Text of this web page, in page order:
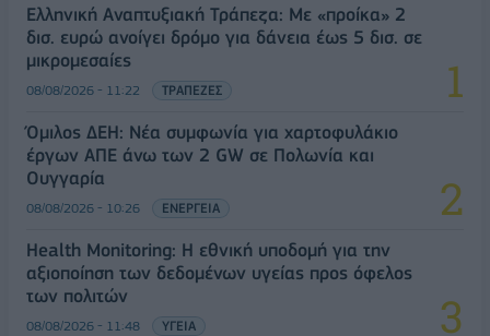
Ελληνική Αναπτυξιακή Τράπεζα: Με «προίκα» 2
δισ. ευρώ ανοίγει δρόμο για δάνεια έως 5 δισ. σε
μικρομεσαίες
08/08/2026 - 11:22 ΤΡΑΠΕΖΕΣ
Όμιλος ΔΕΗ: Νέα συμφωνία για χαρτοφυλάκιο
έργων ΑΠΕ άνω των 2 GW σε Πολωνία και
Ουγγαρία
08/08/2026 - 10:26 ΕΝΕΡΓΕΙΑ
Health Monitoring: Η εθνική υποδομή για την
αξιοποίηση των δεδομένων υγείας προς όφελος
των πολιτών
08/08/2026 - 11:48 ΥΓΕΙΑ